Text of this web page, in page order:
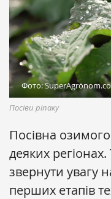
Фото:
Посіви ріпaку
Посівнa
деяких
звернути увaгу
перших етaпів